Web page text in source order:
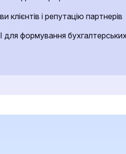
клієнтів і репутацію партнерів
для формування